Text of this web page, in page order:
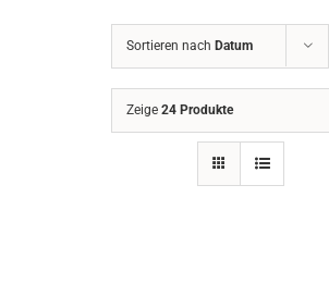
Sortieren nach Datum
Zeige 24 Produkte